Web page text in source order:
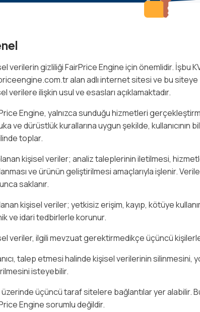
verilerin gizliliği FairPrice Engine için önemlidir. İşbu
alan adlı internet sitesi ve bu siteye
verilere ilişkin usul ve esasları açıklamaktadır.
Engine, yalnızca sunduğu hizmetleri
ve dürüstlük kurallarına uygun şekilde, kullanıcının
toplar.
kişisel veriler; analiz taleplerinin iletilmesi,
ve ürünün geliştirilmesi amaçlarıyla işlenir.
saklanır.
kişisel veriler; yetkisiz erişim, kayıp, kötüye
ve idari tedbirlerle korunur.
veriler, ilgili mevzuat gerektirmedikçe üçüncü
talep etmesi halinde kişisel verilerinin silinmesini,
isteyebilir.
üçüncü taraf sitelere bağlantılar yer alabilir.
Engine sorumlu değildir.